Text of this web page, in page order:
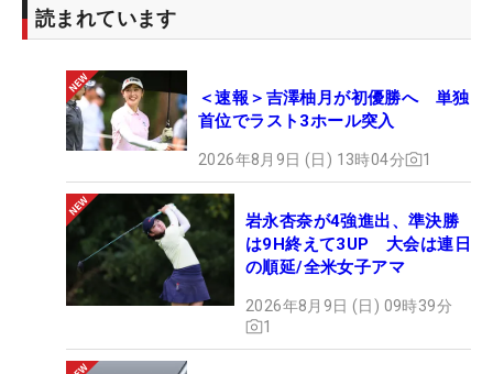
読まれています
＜速報＞吉澤柚月が初優勝へ 単独
首位でラスト3ホール突入
2026年8月9日 (日) 13時04分 1
岩永杏奈が4強進出、準決勝
は9H終えて3UP 大会は連日
の順延/全米女子アマ
2026年8月9日 (日) 09時39分
1